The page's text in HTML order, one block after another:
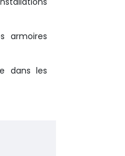
armoires
dans les